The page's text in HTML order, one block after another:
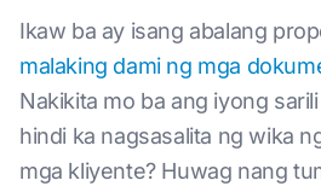
Ikaw ba ay isang abalang
malaking dami ng mga
Nakikita mo ba ang iyong
hindi ka nagsasalita ng wika
mga kliyente? Huwag nang